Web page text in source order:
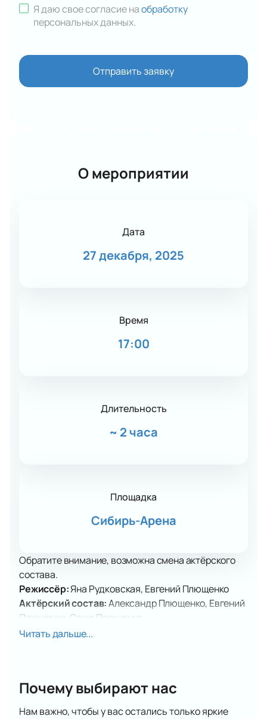
Я даю свое согласие наобработку
персональных данных.
Отправить заявку
О мероприятии
Дата
27 декабря, 2025
Время
17:00
Длительность
~ 2 часа
Площадка
Сибирь-Арена
Обратите внимание, возможна смена актёрского
состава.
Режиссёр:Яна Рудковская, Евгений Плющенко
Актёрский состав:Александр Плющенко, Евгений
Плющенко, Саша Плющенко
Билеты на ледовое шоу «Евгений
Билеты на ледовое шоу «Евгений Плющенко.
Щелкунчик» откроют дорогу в мир новогодних
чудес. На льду оживает известная зимняя история.
Читать дальше...
Почему выбирают нас
Нам важно, чтобы у вас остались только яркие